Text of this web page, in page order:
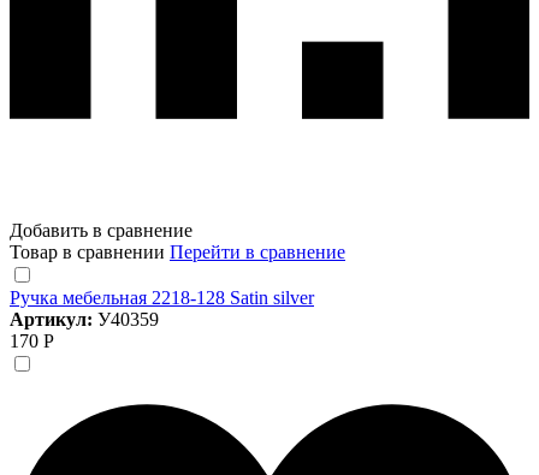
Добавить в сравнение
Товар в сравнении Перейти в сравнение
Ручка мебельная 2218-128 Satin silver
Артикул: У40359
170 Р